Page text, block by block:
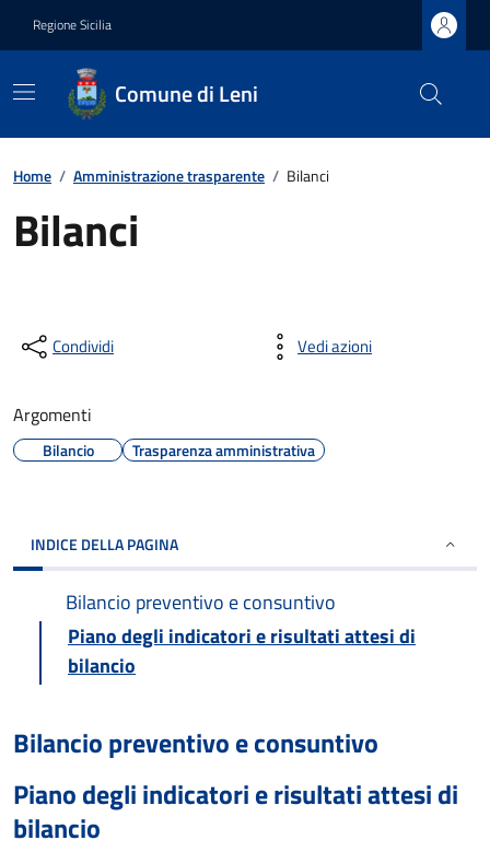
Regione Sicilia
Comune di Leni
Home / Amministrazione trasparente / Bilanci
Bilanci
Condividi Vedi azioni
Argomenti
Bilancio Trasparenza amministrativa
INDICE DELLA PAGINA
Bilancio preventivo e consuntivo
Piano degli indicatori e risultati attesi di
bilancio
Bilancio preventivo e consuntivo
Piano degli indicatori e risultati attesi di
bilancio